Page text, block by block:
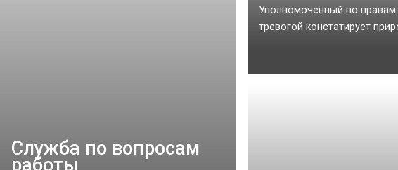
Служба по вопросам
работы
Уполномоченный по
тревогой констатирует